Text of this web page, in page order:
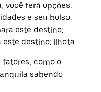
você terá opções.
e seu bolso.
este destino:
destino: Ilhota.
como o
sabendo